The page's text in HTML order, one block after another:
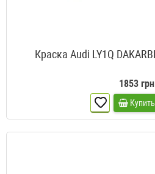
Краска Audi LY1Q
1853 грн
Купить